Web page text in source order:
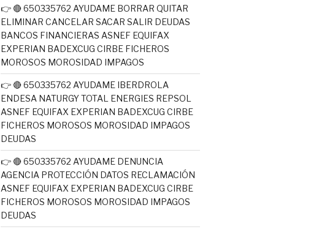
👉 🔴 650335762 AYUDAME BORRAR QUITAR
ELIMINAR CANCELAR SACAR SALIR DEUDAS
BANCOS FINANCIERAS ASNEF EQUIFAX
EXPERIAN BADEXCUG CIRBE FICHEROS
MOROSOS MOROSIDAD IMPAGOS
👉 🔴 650335762 AYUDAME IBERDROLA
ENDESA NATURGY TOTAL ENERGIES REPSOL
ASNEF EQUIFAX EXPERIAN BADEXCUG CIRBE
FICHEROS MOROSOS MOROSIDAD IMPAGOS
DEUDAS
👉 🔴 650335762 AYUDAME DENUNCIA
AGENCIA PROTECCIÓN DATOS RECLAMACIÓN
ASNEF EQUIFAX EXPERIAN BADEXCUG CIRBE
FICHEROS MOROSOS MOROSIDAD IMPAGOS
DEUDAS